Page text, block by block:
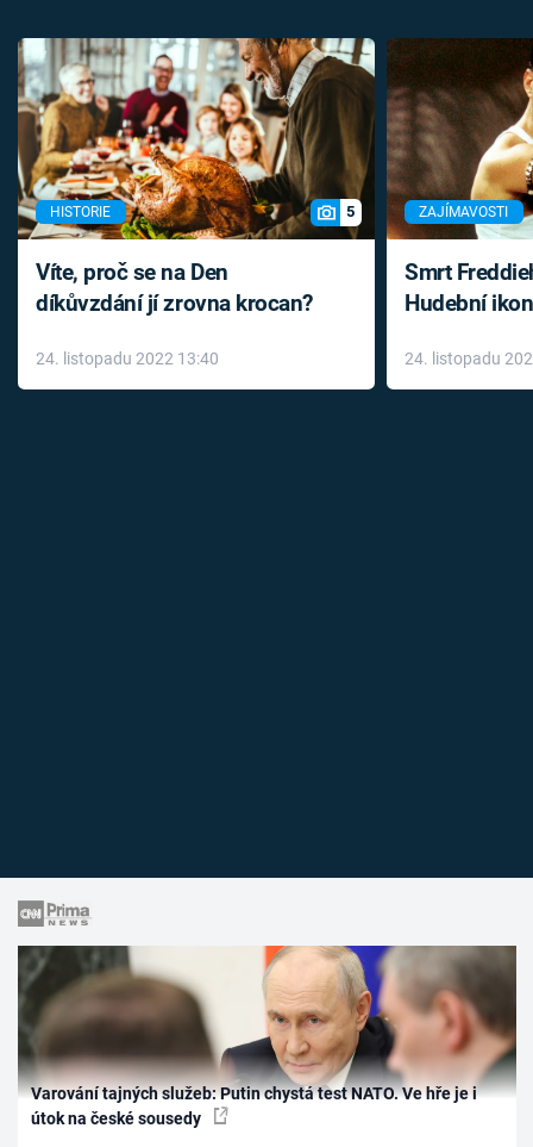
HISTORIE 5
Víte, proč se na Den
díkůvzdání jí zrovna krocan?
24. listopadu 2022 13:40
ZAJÍMAVOSTI
Smrt
Hudební
léky
24. listopadu
Varování tajných služeb: Putin chystá test NATO. Ve hře je i
útok na české sousedy